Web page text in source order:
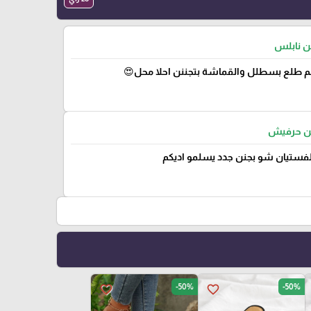
نابلس
طلع بسطلل والقماشة بتجننن احلا محل😍
من حرفيش
شو بجنن جدد يسلمو اديكم
favorite_border -50%
favorite_border -50%